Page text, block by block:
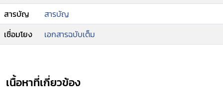
สารบัญ
สารบัญ
เชื่อมโยง
เอกสารฉบับเต็ม
เนื้อหาที่เกี่ยวข้อง